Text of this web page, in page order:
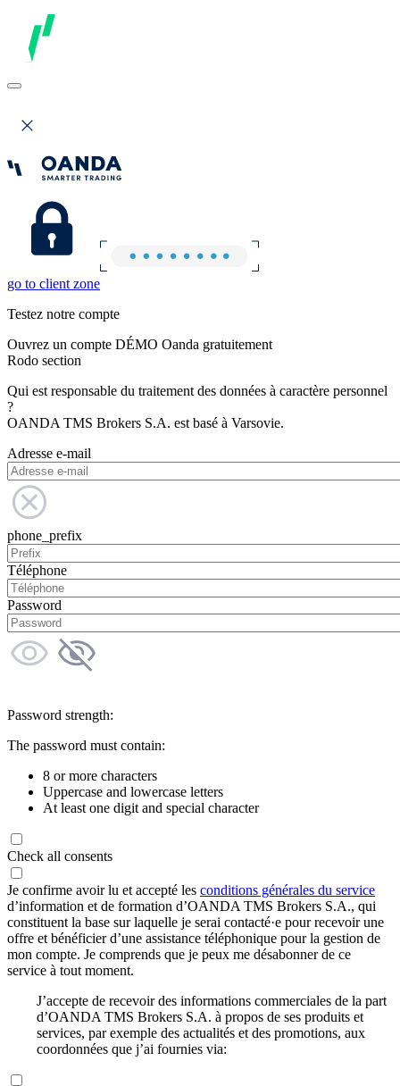
go to client zone
Testez notre compte
Ouvrez un compte DÉMO Oanda gratuitement
Rodo section
Qui est responsable du traitement des données à caractère personnel
?
OANDA TMS Brokers S.A. est basé à Varsovie.
Adresse e-mail
phone_prefix
Téléphone
Password
Password strength:
The password must contain:
8 or more characters
Uppercase and lowercase letters
At least one digit and special character
Check all consents
Je confirme avoir lu et accepté les conditions générales du service
d’information et de formation d’OANDA TMS Brokers S.A., qui
constituent la base sur laquelle je serai contacté·e pour recevoir une
offre et bénéficier d’une assistance téléphonique pour la gestion de
mon compte. Je comprends que je peux me désabonner de ce
service à tout moment.
J’accepte de recevoir des informations commerciales de la part
d’OANDA TMS Brokers S.A. à propos de ses produits et
services, par exemple des actualités et des promotions, aux
coordonnées que j’ai fournies via: